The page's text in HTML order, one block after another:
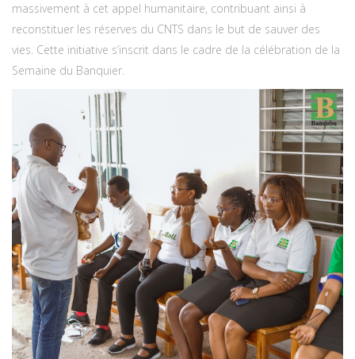
massivement à cet appel humanitaire, contribuant ainsi à
reconstituer les réserves du CNTS dans le but de sauver des
vies. Cette initiative s’inscrit dans le cadre de la célébration de la
Semaine du Banquier.